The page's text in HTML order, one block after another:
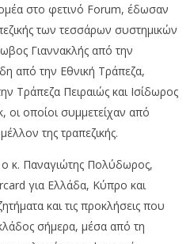
ανάπτυξη με γνώμονα την
Forum
στο φετινό Forum, έδωσαν
των τεσσάρων συστημικών
Γιαννακλής από την
από την Εθνική Τράπεζα,
Τράπεζα Πειραιώς και Ισίδωρος
οποίοι συμμετείχαν από
της τραπεζικής.
κ. Παναγιώτης Πολύδωρος,
για Ελλάδα, Κύπρο και
και τις προκλήσεις που
κλάδος σήμερα, μέσα από τη